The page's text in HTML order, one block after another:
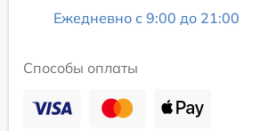
Ежедневно с 9:00 до 21:00
Способы оплаты